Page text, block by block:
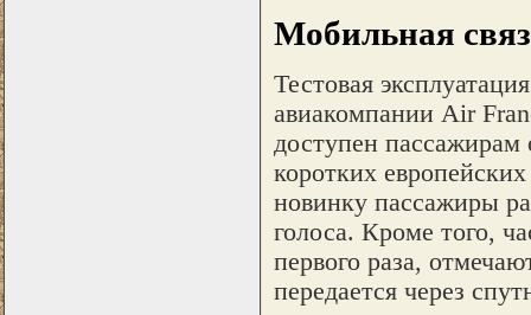
Мобильная
Тестовая
авиакомпании Air
доступен
коротких
новинку пассажиры
голоса. Кроме того,
первого раза,
передается через